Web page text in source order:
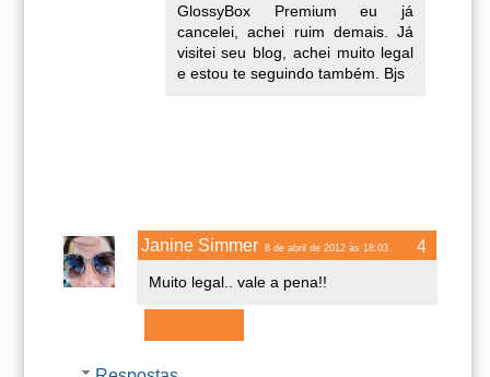
GlossyBox Premium eu já
cancelei, achei ruim demais. Já
visitei seu blog, achei muito legal
e estou te seguindo também. Bjs
Janine Simmer 8 de abril de 2012 às 18:03
Muito legal.. vale a pena!!